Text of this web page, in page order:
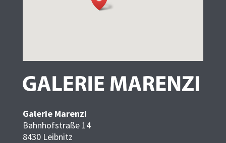
Galerie Marenzi
Bahnhofstraße 14
8430 Leibnitz